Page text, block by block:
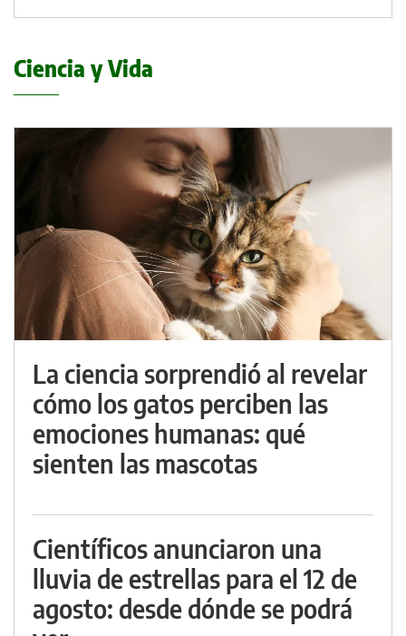
Ciencia y Vida
La ciencia sorprendió al revelar
cómo los gatos perciben las
emociones humanas: qué
sienten las mascotas
Científicos anunciaron una
lluvia de estrellas para el 12 de
agosto: desde dónde se podrá